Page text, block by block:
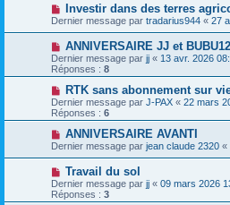
Investir dans des terres
Dernier message par tradarius944 « 27
ANNIVERSAIRE JJ et BUBU12
Dernier message par jj « 13 avr. 2026
Réponses : 8
RTK sans abonnement sur
Dernier message par J-PAX « 22 mars
Réponses : 6
ANNIVERSAIRE AVANTI
Dernier message par jean claude 2320 «
Travail du sol
Dernier message par jj « 09 mars 2026
Réponses : 3